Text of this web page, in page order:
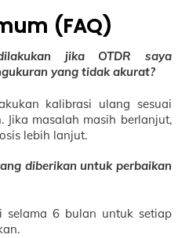
(FAQ)
jika OTDR saya
yang tidak akurat?
kalibrasi ulang sesuai
Jika masalah masih berlanjut,
lebih lanjut.
diberikan untuk perbaikan
selama 6 bulan untuk setiap